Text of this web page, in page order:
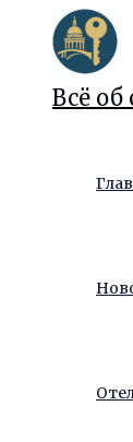
Перейти
содержимому
Всё